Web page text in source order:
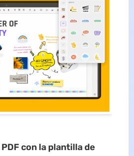
PDF con la plantilla de